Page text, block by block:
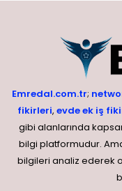
Emredal.com.tr;
fikirleri, evde ek iş
gibi alanlarında
bilgi platformudur.
bilgileri analiz ederek